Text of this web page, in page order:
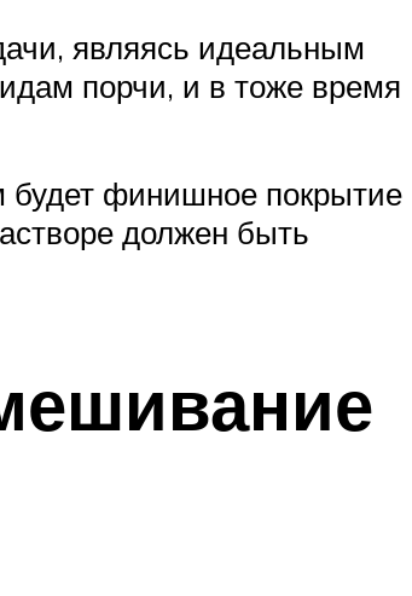
являясь идеальным
порчи, и в тоже время
будет финишное покрытие
должен быть